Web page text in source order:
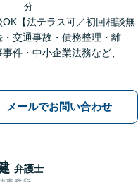
分
OK【法テラス可／初回相談無
・交通事故・債務整理・離
件・中小企業法務など、お
ます【休日夜間対応】【上福
【駐車場あり】
メールでお問い合わせ
弁護士